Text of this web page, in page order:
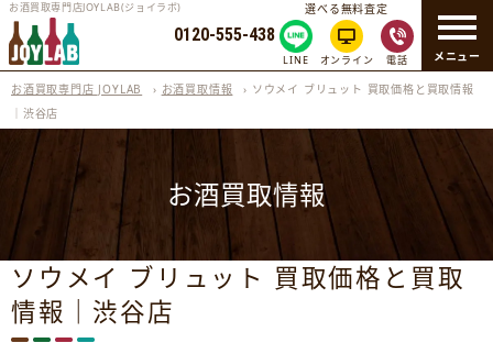
メニュー
お酒買取専門店JOYLAB(ジョイラボ)
0120-555-438
選べる無料査定
LINE オンライン 電話
お酒買取専門店 JOYLAB › お酒買取情報 › ソウメイ ブリュット 買取価格と買取情報
｜渋谷店
お酒買取情報
ソウメイ ブリュット 買取価格と買取
情報｜渋谷店